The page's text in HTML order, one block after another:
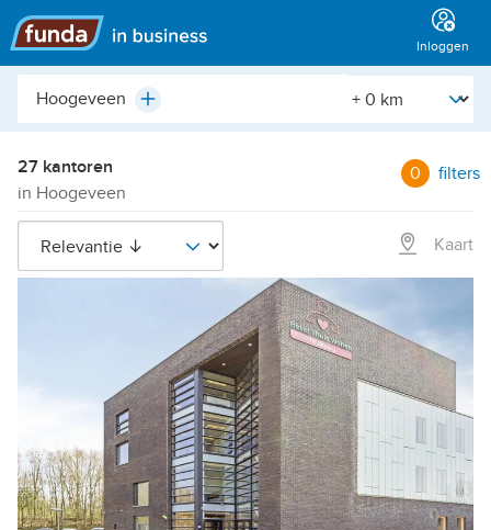
Hoofdmenu
Inloggen
Plaats,
etc.
Plus [Straal]
27 kantoren
in Hoogeveen
0 filters
Kaart